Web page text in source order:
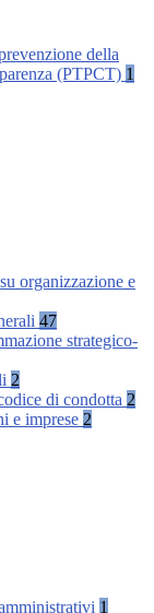
della
(PTPCT) 1
organizzazione e
47
strategico-
2
di condotta 2
e imprese 2
1